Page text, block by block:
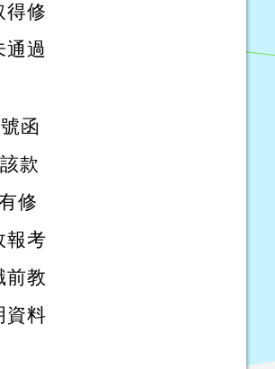
得修
通過
函
款
修
報考
前教
資料